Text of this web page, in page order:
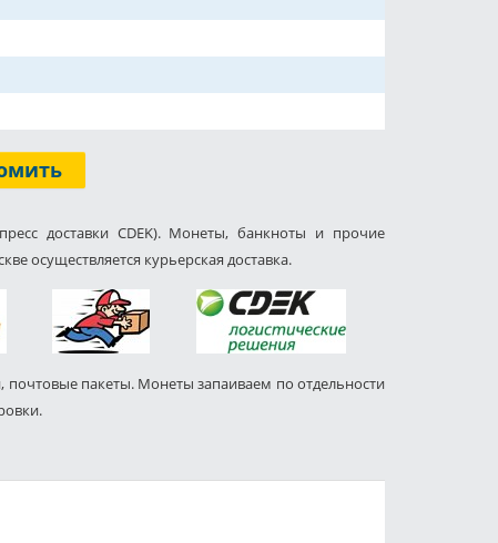
доставки CDEK). Монеты, банкноты и прочие
осуществляется курьерская доставка.
пакеты. Монеты запаиваем по отдельности